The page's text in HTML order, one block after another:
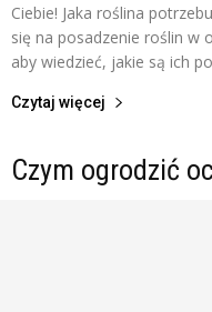
Ciebie! Jaka roślina
się na posadzenie roślin w
aby wiedzieć, jakie są ich
Czytaj więcej
Czym ogrodzić